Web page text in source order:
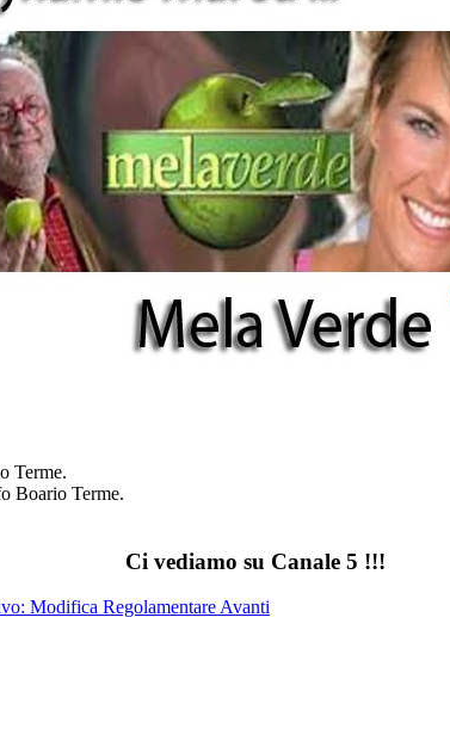
Terme.
Boario Terme.
Ci vediamo su Canale 5 !!!
Modifica Regolamentare Avanti